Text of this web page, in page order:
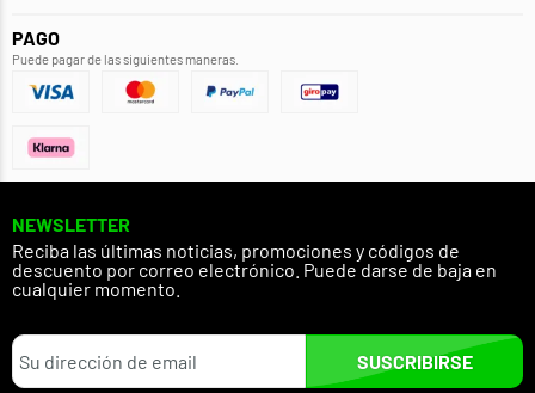
PAGO
Puede pagar de las siguientes maneras.
NEWSLETTER
Reciba las últimas noticias, promociones y códigos de
descuento por correo electrónico. Puede darse de baja en
cualquier momento.
SUSCRIBIRSE